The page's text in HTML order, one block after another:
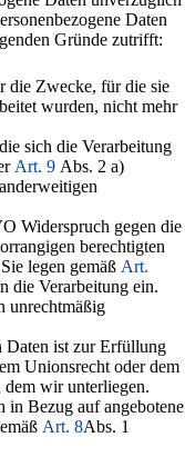
Daten
Gründe zutrifft:
die Zwecke, für die sie
wurden, nicht mehr
sich die Verarbeitung
Art. 9 Abs. 2 a)
Widerspruch gegen die
berechtigten
legen gemäß Art.
die Verarbeitung ein.
unrechtmäßig
Daten ist zur Erfüllung
Unionsrecht oder dem
wir unterliegen.
in Bezug auf angebotene
Art. 8Abs. 1